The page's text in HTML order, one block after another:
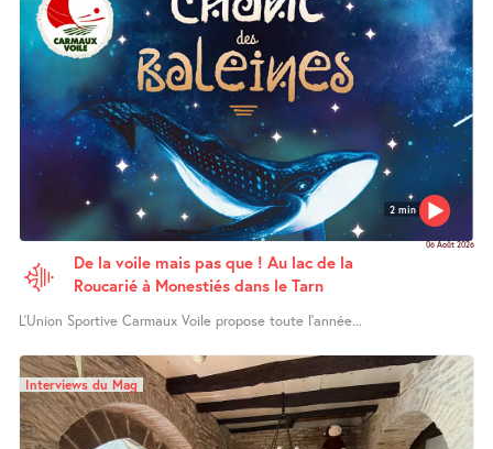
2 min
06 Août 2026
De la voile mais pas que ! Au lac de la
Roucarié à Monestiés dans le Tarn
L’Union Sportive Carmaux Voile propose toute l’année...
Interviews du Mag